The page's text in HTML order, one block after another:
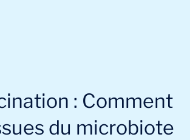
: Comment
du microbiote